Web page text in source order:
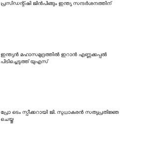
പ്രസിഡന്റ്ഷി ജിൻപിങ്ങും ഇന്ത്യ സന്ദർശനത്തിന്
ഇന്ത്യൻ മഹാസമുദ്രത്തിൽ ഇറാൻ എണ്ണക്കപ്പൽ
പിടിച്ചെടുത്ത് യുഎസ്
പ്രോ ടെം സ്പീക്കറായി ജി. സുധാകരൻ സത്യപ്രതിജ്ഞ
ചെയ്തു